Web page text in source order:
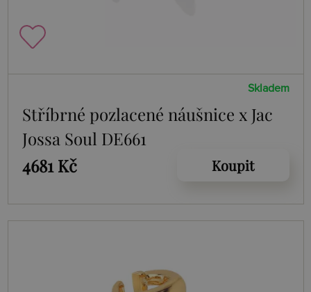
Skladem
Stříbrné pozlacené náušnice x Jac
Jossa Soul DE661
4681 Kč
Koupit